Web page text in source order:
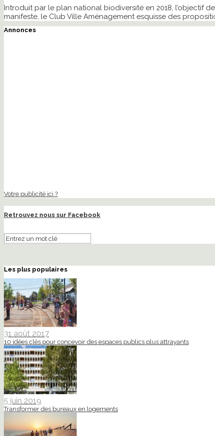
Introduit par le plan national biodiversité en 2018, l’objectif
manifeste, le Club Ville Aménagement esquisse des
Annonces
Votre publicité ici ?
Retrouvez nous sur Facebook
Les plus populaires
31 août 2017
10 idées clés pour concevoir des espaces publics plus attrayants
5 juin 2019
Transformer des bureaux en logements